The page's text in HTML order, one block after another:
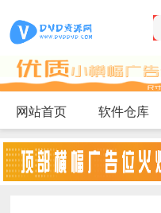
网站首页 软件仓库